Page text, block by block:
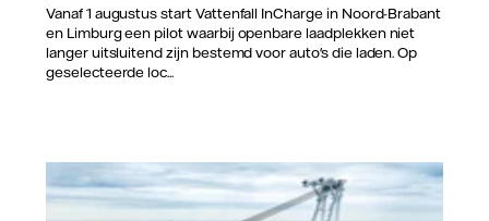
Vanaf 1 augustus start Vattenfall InCharge in Noord-Brabant
en Limburg een pilot waarbij openbare laadplekken niet
langer uitsluitend zijn bestemd voor auto's die laden. Op
geselecteerde loc...